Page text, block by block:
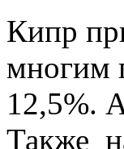
Кипр
многим
12,5%.
Также